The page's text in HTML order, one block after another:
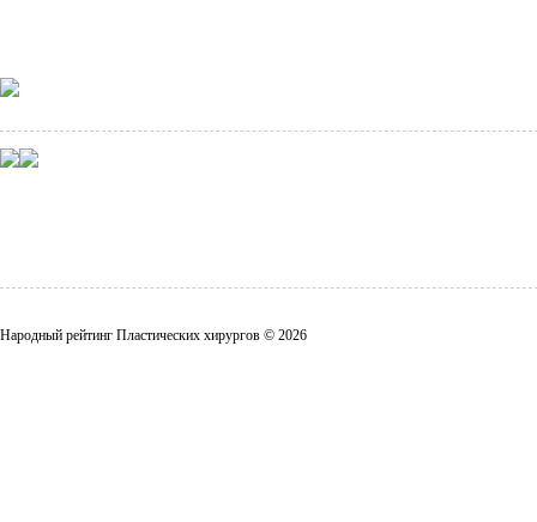
Народный рейтинг Пластических хирургов © 2026